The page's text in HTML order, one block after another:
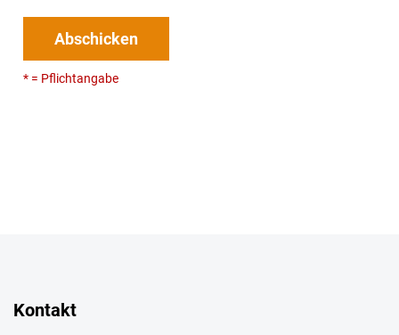
Abschicken
* = Pflichtangabe
Kontakt